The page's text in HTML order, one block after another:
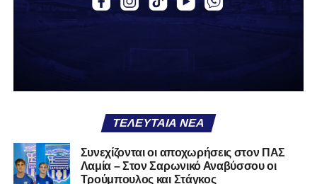
χωρίς όμως να δημιουργούν ουσιαστικές ευκαιρίες,
καθώς η άμυνα των παικτών του Βαγγέλη Στουρνάρα
μέρους, το ενδιαφέρον μεταφέρθηκε κυρίως στην εξέδρα,
Στο 45’ σημειώθηκε ένταση μετά από σκληρό μαρκάρισμα,
με τον διαιτητή να δείχνει κίτρινες κάρτες και στις δύο
πλευρές, χωρίς όμως να αλλάξει κάτι στο σκορ.
Το δεύτερο ημίχρονο ξεκίνησε σε παρόμοιο ρυθμό, ενώ το
δεύτερο γκολ της Ελασσόνας σε άλλο παιχνίδι μείωσε
ΤΕΛΕΥΤΑΊΑ ΝΈΑ
Συνεχίζονται οι αποχωρήσεις στον ΠΑΣ
Λαμία – Στον Σαρωνικό Αναβύσσου οι
Τρούμπουλος και Στάγκος